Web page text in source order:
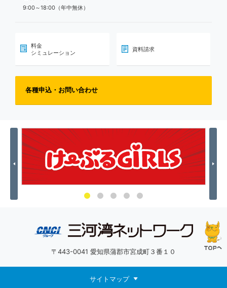
9:00～18:00（年中無休）
料金
シミュレーション
資料請求
各種申込・お問い合わせ
Previous Next
〒443-0041 愛知県蒲郡市宮成町３番１０
サイトマップ